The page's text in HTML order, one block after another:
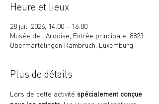
Heure et lieux
28 juil. 2026, 14:00 – 16:00
Musée de l'Ardoise, Entrée principale, 8823
Obermartelingen Rambruch, Luxemburg
Plus de détails
Lors de cette activité spécialement conçue